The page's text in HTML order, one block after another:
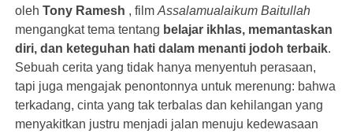
oleh Tony Ramesh , film Assalamualaikum Baitullah
mengangkat tema tentang belajar ikhlas, memantaskan
diri, dan keteguhan hati dalam menanti jodoh terbaik.
Sebuah cerita yang tidak hanya menyentuh perasaan,
tapi juga mengajak penontonnya untuk merenung: bahwa
terkadang, cinta yang tak terbalas dan kehilangan yang
menyakitkan justru menjadi jalan menuju kedewasaan